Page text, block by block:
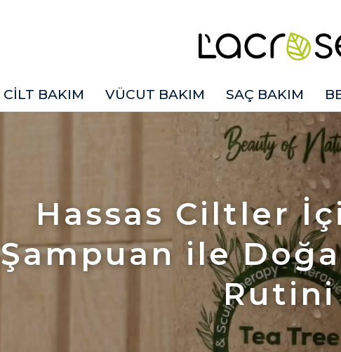
CİLT BAKIM VÜCUT BAKIM SAÇ BAKIM
Hassas Ciltler
Şampuan ile
Rutini